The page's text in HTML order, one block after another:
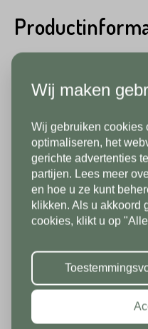
veelal direct beschikbaar
Gray is daar een mooi
Roxstones tegel 2 cm
natuursteen tegels,
in betonlook of houtlook
tuintegels zijn krasvast,
Specificaties
Telefoonnummer*
Land*
Telefoonnummer*
Land*
Nederland
Postcode*
In
tot en met
10/8 zien we
ons in de
Wij maken
Wij gebruiken cookies
optimaliseren, het
gerichte advertenties
partijen. Lees meer
en hoe u ze kunt
klikken. Als u akkoord
cookies, klikt u op